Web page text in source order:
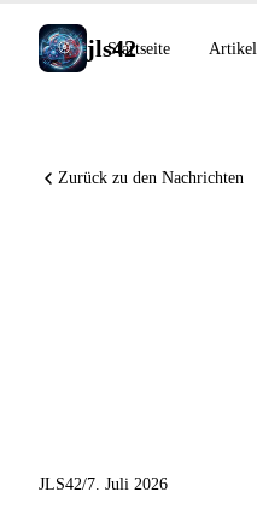
jls42
Startseite Artikel
Zurück zu den Nachrichten
JLS42/7. Juli 2026